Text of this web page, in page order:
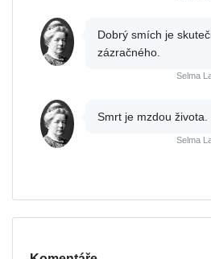
Dobrý smích je
zázračného.
Selma
Smrt je mzdou života.
Selma